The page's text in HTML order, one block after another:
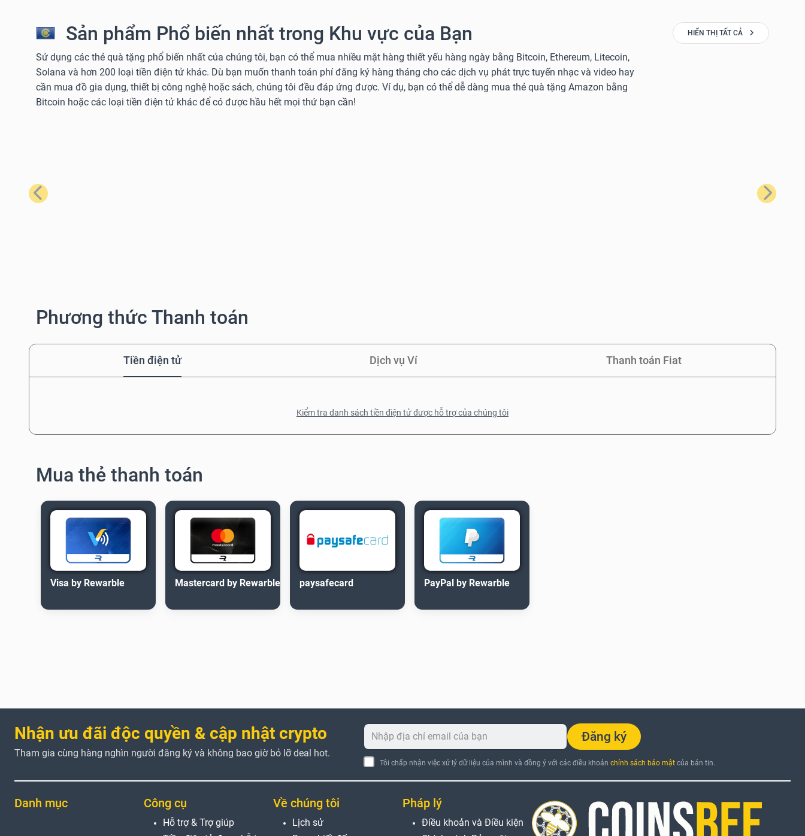
Sản phẩm Phổ biến nhất trong Khu vực của Bạn
Sử dụng các thẻ quà tặng phổ biến nhất của chúng tôi, bạn có thể mua nhiều mặt hàng thiết yếu hàng ngày bằng Bitcoin, Ethereum, Litecoin,
Solana và hơn 200 loại tiền điện tử khác. Dù bạn muốn thanh toán phí đăng ký hàng tháng cho các dịch vụ phát trực tuyến nhạc và video hay
cần mua đồ gia dụng, thiết bị công nghệ hoặc sách, chúng tôi đều đáp ứng được. Ví dụ, bạn có thể dễ dàng mua thẻ quà tặng Amazon bằng
Bitcoin hoặc các loại tiền điện tử khác để có được hầu hết mọi thứ bạn cần!
HIỂN THỊ TẤT CẢ
Trước Tiếp theo
Phương thức Thanh toán
Tiền điện tử Dịch vụ Ví Thanh toán Fiat
Kiểm tra danh sách tiền điện tử được hỗ trợ của chúng tôi
Mua thẻ thanh toán
Visa by Rewarble Mastercard by Rewarble paysafecard PayPal by Rewarble
Nhận ưu đãi độc quyền & cập nhật crypto
Tham gia cùng hàng nghìn người đăng ký và không bao giờ bỏ lỡ deal hot.
Đăng ký
Tôi chấp nhận việc xử lý dữ liệu của mình và đồng ý với các điều khoản chính sách bảo mậtcủa bản tin.
Danh mục Công cụ
Hỗ trợ & Trợ giúp
Về chúng tôi
Lịch sử
Pháp lý
Điều khoản và Điều kiện